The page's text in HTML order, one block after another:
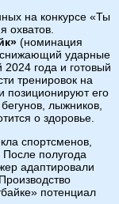
на конкурсе «Ты
охватов.
(номинация
ударные
2024 года и готовый
тренировок на
позиционируют его
лыжников,
о здоровье.
спортсменов,
полугода
адаптировали
потенциал